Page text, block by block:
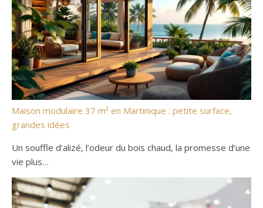
Maison modulaire 37 m² en Martinique : petite surface,
grandes idées
Un souffle d’alizé, l’odeur du bois chaud, la promesse d’une
vie plus…